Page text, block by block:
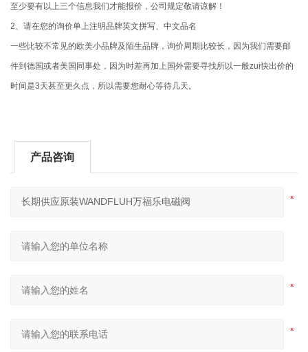
至少要有以上三个信息我们才能报价，公司规定敬请谅解！
2、请在您的询价单上注明品牌英文拼写、中文品名
一些比较不常见的欧美小品牌及陌生品牌，询价周期比较长，因为我们需要邮
件到德国或者美国同事处，因为时差再加上国外需要寻找所以一般zui快出价的
时间是3天甚至更久点，所以需要您耐心等待几天。
产品咨询